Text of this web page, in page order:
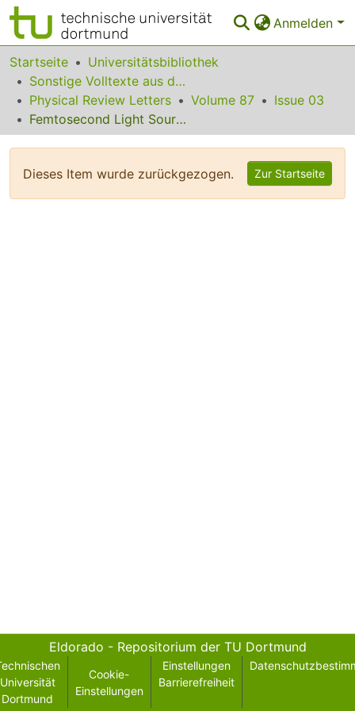
Anmelden
Bereiche & Sammlungen
Das gesamte Repositorium
Statistiken
Startseite
Universitätsbibliothek
Sonstige Volltexte aus dem Bibliotheksangebot
Physical Review Letters
Volume 87
Issue 03
Femtosecond Light Source for Phase-Controlled Multiphoton Ionization
Dieses Item wurde zurückgezogen. Zur Startseite
Eldorado - Repositorium der TU Dortmund
Universität
Dortmund
Cookie-
Einstellungen
Einstellungen
Barrierefreiheit